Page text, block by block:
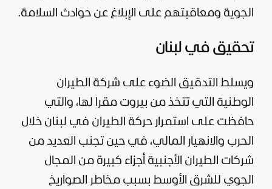
الجوية ومعاقبتهم على الإبلاغ عن حوادث السلامة.
تحقيق في لبنان
ويسلط التدقيق الضوء على شركة الطيران
الوطنية التي تتخذ من بيروت مقرا لها، والتي
حافظت على استمرار حركة الطيران في لبنان خلال
الحرب والانهيار المالي، في حين تجنب العديد من
شركات الطيران الأجنبية أجزاء كبيرة من المجال
الجوي للشرق الأوسط بسبب مخاطر الصواريخ